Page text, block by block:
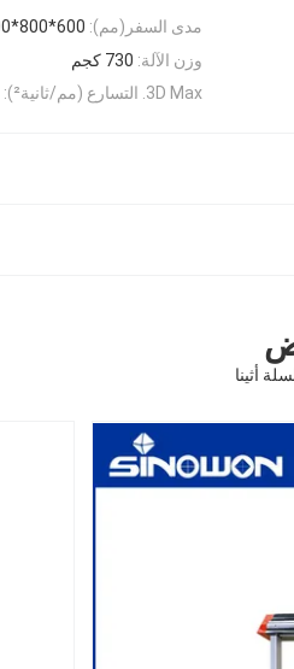
مدى السفر(مم): 600*800*600
وزن الآلة: 730 كجم
3D Max. التسارع (مم/ثانية²):
أثينا